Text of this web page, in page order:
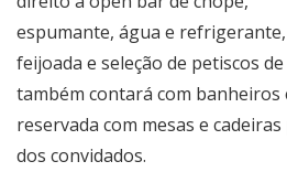
espumante, água e
feijoada e seleção de petiscos
também contará com banheiros
reservada com mesas e
dos convidados.